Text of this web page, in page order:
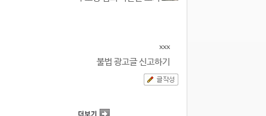
xxx
불법 광고글 신고하기